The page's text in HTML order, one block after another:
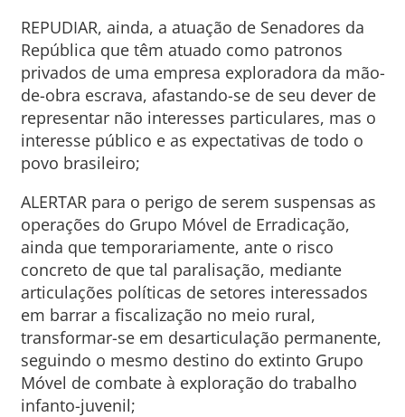
REPUDIAR, ainda, a atuação de Senadores da
República que têm atuado como patronos
privados de uma empresa exploradora da mão-
de-obra escrava, afastando-se de seu dever de
representar não interesses particulares, mas o
interesse público e as expectativas de todo o
povo brasileiro;
ALERTAR para o perigo de serem suspensas as
operações do Grupo Móvel de Erradicação,
ainda que temporariamente, ante o risco
concreto de que tal paralisação, mediante
articulações políticas de setores interessados
em barrar a fiscalização no meio rural,
transformar-se em desarticulação permanente,
seguindo o mesmo destino do extinto Grupo
Móvel de combate à exploração do trabalho
infanto-juvenil;